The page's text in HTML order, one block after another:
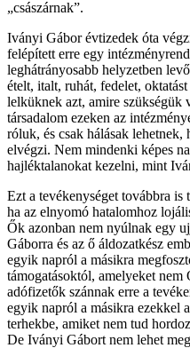
„császárnak”.
Iványi Gábor évtizedek óta
felépített erre egy
leghátrányosabb helyzetben
ételt, italt, ruhát, fedelet,
lelküknek azt, amire szükségük
társadalom ezeken az
róluk, és csak hálásak
elvégzi. Nem mindenki képes
hajléktalanokat kezelni, mint
Ezt a tevékenységet továbbra is
ha az elnyomó hatalomhoz
Ők azonban nem nyúlnak egy
Gáborra és az ő áldozatkész
egyik napról a másikra
támogatásoktól, amelyeket
adófizetők szánnak erre a
egyik napról a másikra ezekkel
terhekbe, amiket nem tud
De Iványi Gábort nem lehet